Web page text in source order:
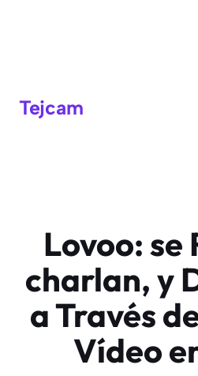
Tejcam
Lovoo: se
charlan, y
a Través
Vídeo